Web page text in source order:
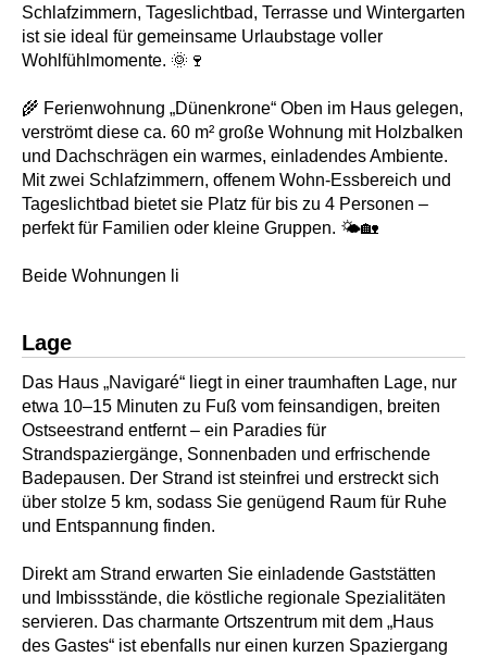
Schlafzimmern, Tageslichtbad, Terrasse und Wintergarten
ist sie ideal für gemeinsame Urlaubstage voller
Wohlfühlmomente. 🌞🍷
🌾 Ferienwohnung „Dünenkrone“ Oben im Haus gelegen,
verströmt diese ca. 60 m² große Wohnung mit Holzbalken
und Dachschrägen ein warmes, einladendes Ambiente.
Mit zwei Schlafzimmern, offenem Wohn-Essbereich und
Tageslichtbad bietet sie Platz für bis zu 4 Personen –
perfekt für Familien oder kleine Gruppen. 🌤️🏡
Beide Wohnungen li
Lage
Das Haus „Navigaré“ liegt in einer traumhaften Lage, nur
etwa 10–15 Minuten zu Fuß vom feinsandigen, breiten
Ostseestrand entfernt – ein Paradies für
Strandspaziergänge, Sonnenbaden und erfrischende
Badepausen. Der Strand ist steinfrei und erstreckt sich
über stolze 5 km, sodass Sie genügend Raum für Ruhe
und Entspannung finden.
Direkt am Strand erwarten Sie einladende Gaststätten
und Imbissstände, die köstliche regionale Spezialitäten
servieren. Das charmante Ortszentrum mit dem „Haus
des Gastes“ ist ebenfalls nur einen kurzen Spaziergang